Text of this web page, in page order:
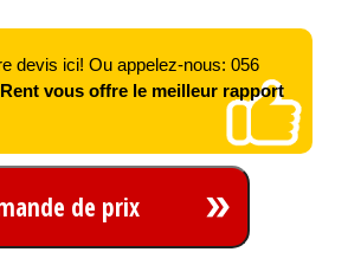
devis ici! Ou appelez-nous: 056
vous offre le meilleur rapport
de prix